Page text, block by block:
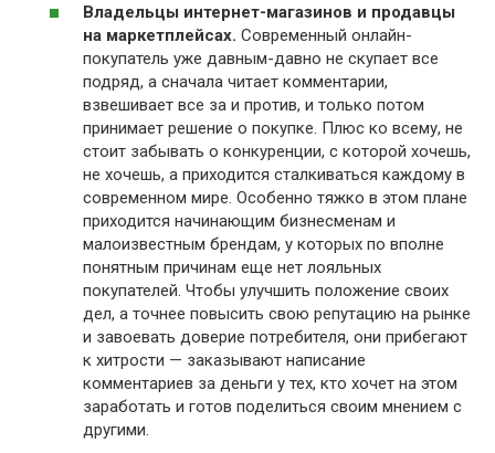
Владельцы интернет-магазинов и продавцы
на маркетплейсах. Современный онлайн-
покупатель уже давным-давно не скупает все
подряд, а сначала читает комментарии,
взвешивает все за и против, и только потом
принимает решение о покупке. Плюс ко всему, не
стоит забывать о конкуренции, с которой хочешь,
не хочешь, а приходится сталкиваться каждому в
современном мире. Особенно тяжко в этом плане
приходится начинающим бизнесменам и
малоизвестным брендам, у которых по вполне
понятным причинам еще нет лояльных
покупателей. Чтобы улучшить положение своих
дел, а точнее повысить свою репутацию на рынке
и завоевать доверие потребителя, они прибегают
к хитрости — заказывают написание
комментариев за деньги у тех, кто хочет на этом
заработать и готов поделиться своим мнением с
другими.